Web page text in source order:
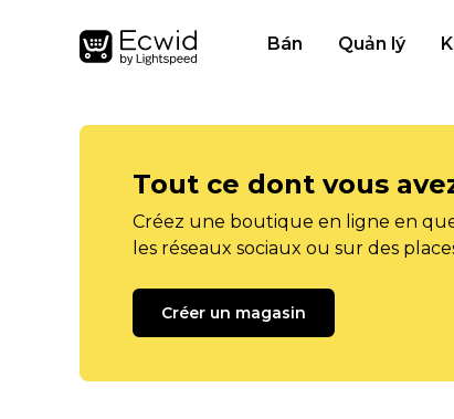
Bán Quản lý
Tout ce dont vous
Créez une boutique en ligne en
les réseaux sociaux ou sur des
Créer un magasin